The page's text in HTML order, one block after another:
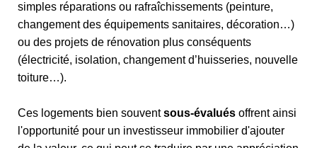
simples réparations ou rafraîchissements (peinture,
changement des équipements sanitaires, décoration…)
ou des projets de rénovation plus conséquents
(électricité, isolation, changement d’huisseries, nouvelle
toiture…).
Ces logements bien souventsous-évalués offrent ainsi
l'opportunité pour un investisseur immobilier d'ajouter